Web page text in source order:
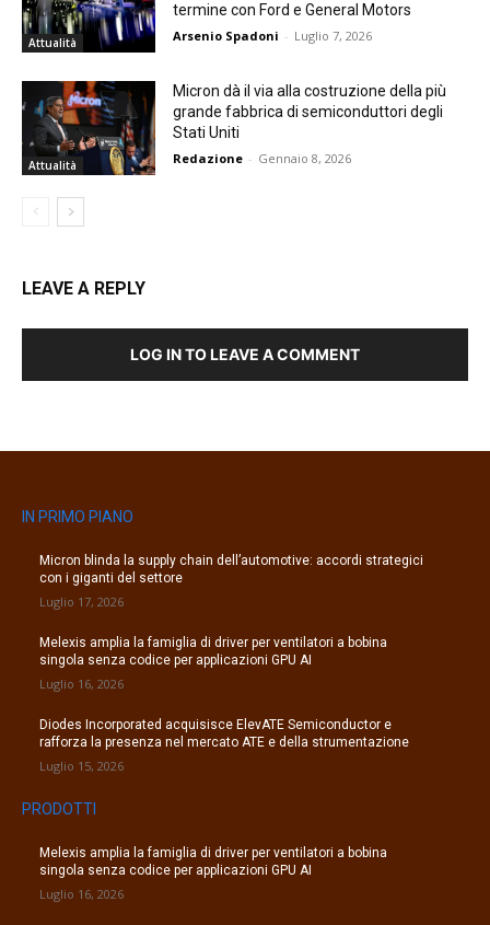
Attualità
termine con Ford e General Motors
Arsenio Spadoni - Luglio 7, 2026
Attualità
Micron dà il via alla costruzione della più
grande fabbrica di semiconduttori degli
Stati Uniti
Redazione - Gennaio 8, 2026
LEAVE A REPLY
LOG IN TO LEAVE A COMMENT
IN PRIMO PIANO
Micron blinda la supply chain dell’automotive: accordi strategici
con i giganti del settore
Luglio 17, 2026
Melexis amplia la famiglia di driver per ventilatori a bobina
singola senza codice per applicazioni GPU AI
Luglio 16, 2026
Diodes Incorporated acquisisce ElevATE Semiconductor e
rafforza la presenza nel mercato ATE e della strumentazione
Luglio 15, 2026
PRODOTTI
Melexis amplia la famiglia di driver per ventilatori a bobina
singola senza codice per applicazioni GPU AI
Luglio 16, 2026